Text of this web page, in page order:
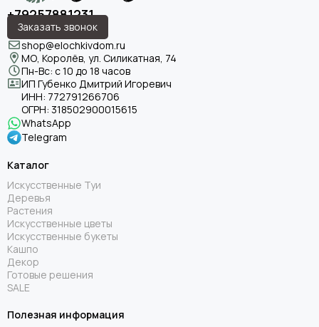
+79257881231
Заказать звонок
shop@elochkivdom.ru
МО, Королёв, ул. Силикатная, 74
Пн-Вс: с 10 до 18 часов
ИП Губенко Дмитрий Игоревич
ИНН: 772791266706
ОГРН: 318502900015615
WhatsApp
Telegram
Каталог
Искусственные Туи
Деревья
Растения
Искусственные цветы
Искусственные букеты
Кашпо
Декор
Готовые решения
SALE
Полезная информация